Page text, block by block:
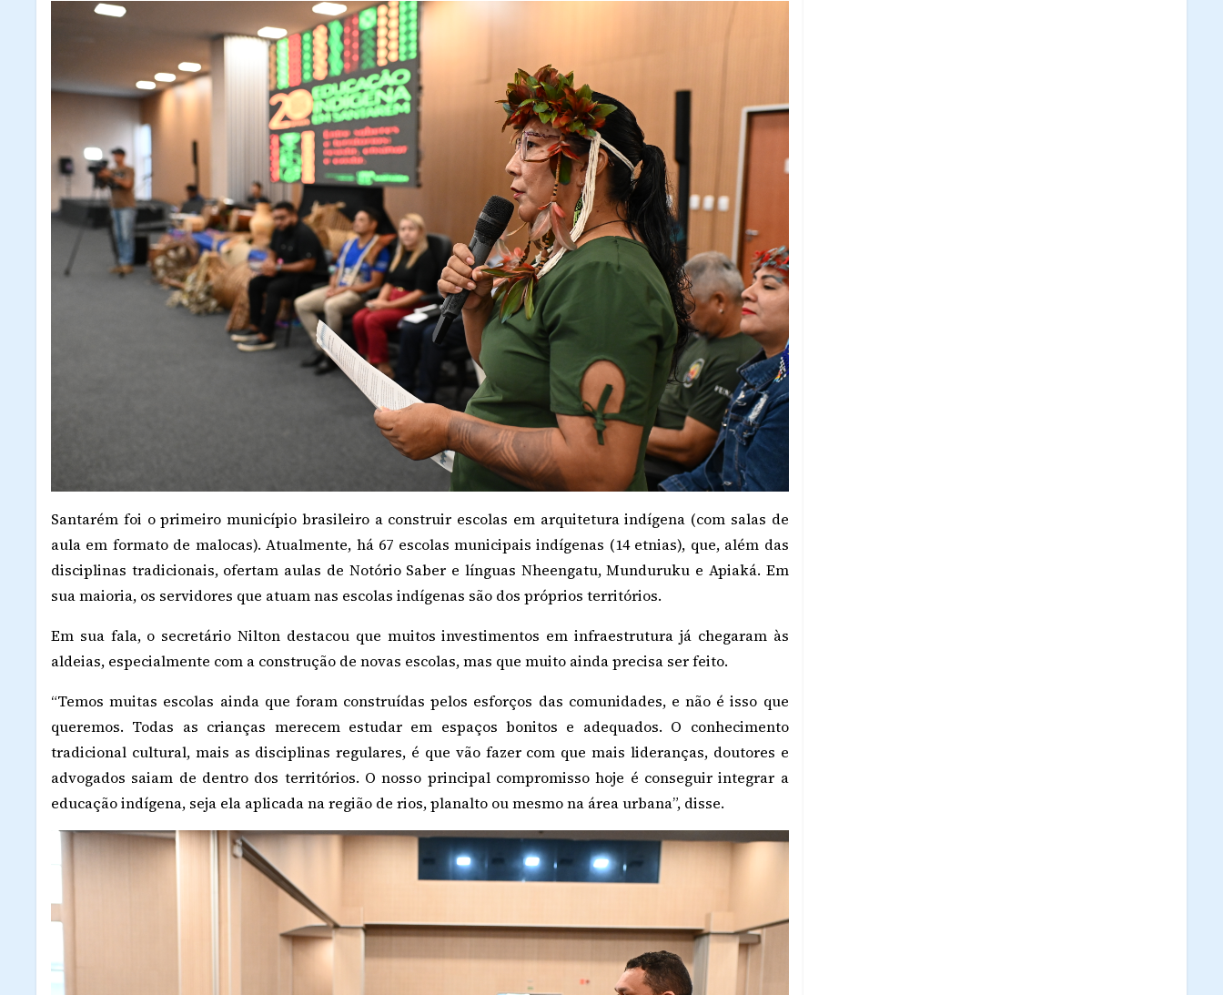
Santarém foi o primeiro município brasileiro a construir escolas em arquitetura indígena (com salas de
aula em formato de malocas). Atualmente, há 67 escolas municipais indígenas (14 etnias), que, além das
disciplinas tradicionais, ofertam aulas de Notório Saber e línguas Nheengatu, Munduruku e Apiaká. Em
sua maioria, os servidores que atuam nas escolas indígenas são dos próprios territórios.
Em sua fala, o secretário Nilton destacou que muitos investimentos em infraestrutura já chegaram às
aldeias, especialmente com a construção de novas escolas, mas que muito ainda precisa ser feito.
“Temos muitas escolas ainda que foram construídas pelos esforços das comunidades, e não é isso que
queremos. Todas as crianças merecem estudar em espaços bonitos e adequados. O conhecimento
tradicional cultural, mais as disciplinas regulares, é que vão fazer com que mais lideranças, doutores e
advogados saiam de dentro dos territórios. O nosso principal compromisso hoje é conseguir integrar a
educação indígena, seja ela aplicada na região de rios, planalto ou mesmo na área urbana”, disse.